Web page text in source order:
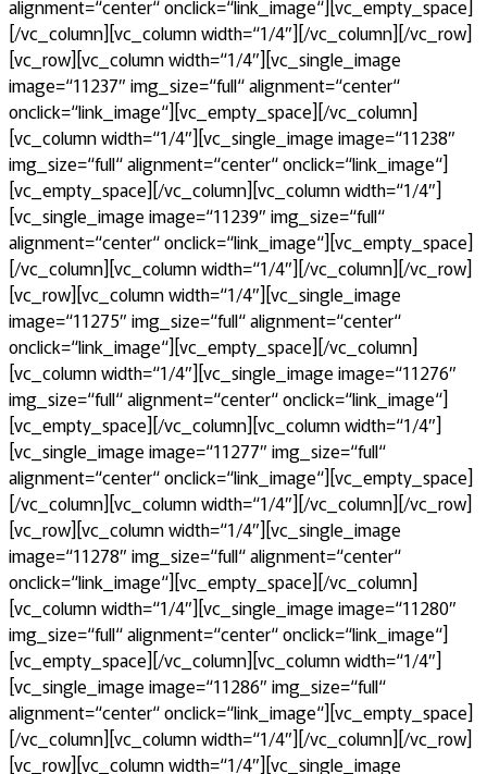
alignment=“center“ onclick=“link_image“][vc_empty_space]
[/vc_column][vc_column width=“1/4″][/vc_column][/vc_row]
[vc_row][vc_column width=“1/4″][vc_single_image
image=“11237″ img_size=“full“ alignment=“center“
onclick=“link_image“][vc_empty_space][/vc_column]
[vc_column width=“1/4″][vc_single_image image=“11238″
img_size=“full“ alignment=“center“ onclick=“link_image“]
[vc_empty_space][/vc_column][vc_column width=“1/4″]
[vc_single_image image=“11239″ img_size=“full“
alignment=“center“ onclick=“link_image“][vc_empty_space]
[/vc_column][vc_column width=“1/4″][/vc_column][/vc_row]
[vc_row][vc_column width=“1/4″][vc_single_image
image=“11275″ img_size=“full“ alignment=“center“
onclick=“link_image“][vc_empty_space][/vc_column]
[vc_column width=“1/4″][vc_single_image image=“11276″
img_size=“full“ alignment=“center“ onclick=“link_image“]
[vc_empty_space][/vc_column][vc_column width=“1/4″]
[vc_single_image image=“11277″ img_size=“full“
alignment=“center“ onclick=“link_image“][vc_empty_space]
[/vc_column][vc_column width=“1/4″][/vc_column][/vc_row]
[vc_row][vc_column width=“1/4″][vc_single_image
image=“11278″ img_size=“full“ alignment=“center“
onclick=“link_image“][vc_empty_space][/vc_column]
[vc_column width=“1/4″][vc_single_image image=“11280″
img_size=“full“ alignment=“center“ onclick=“link_image“]
[vc_empty_space][/vc_column][vc_column width=“1/4″]
[vc_single_image image=“11286″ img_size=“full“
alignment=“center“ onclick=“link_image“][vc_empty_space]
[/vc_column][vc_column width=“1/4″][/vc_column][/vc_row]
[vc_row][vc_column width=“1/4″][vc_single_image